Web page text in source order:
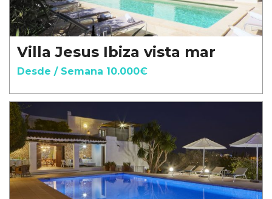
Villa Jesus Ibiza vista mar
Desde / Semana 10.000€